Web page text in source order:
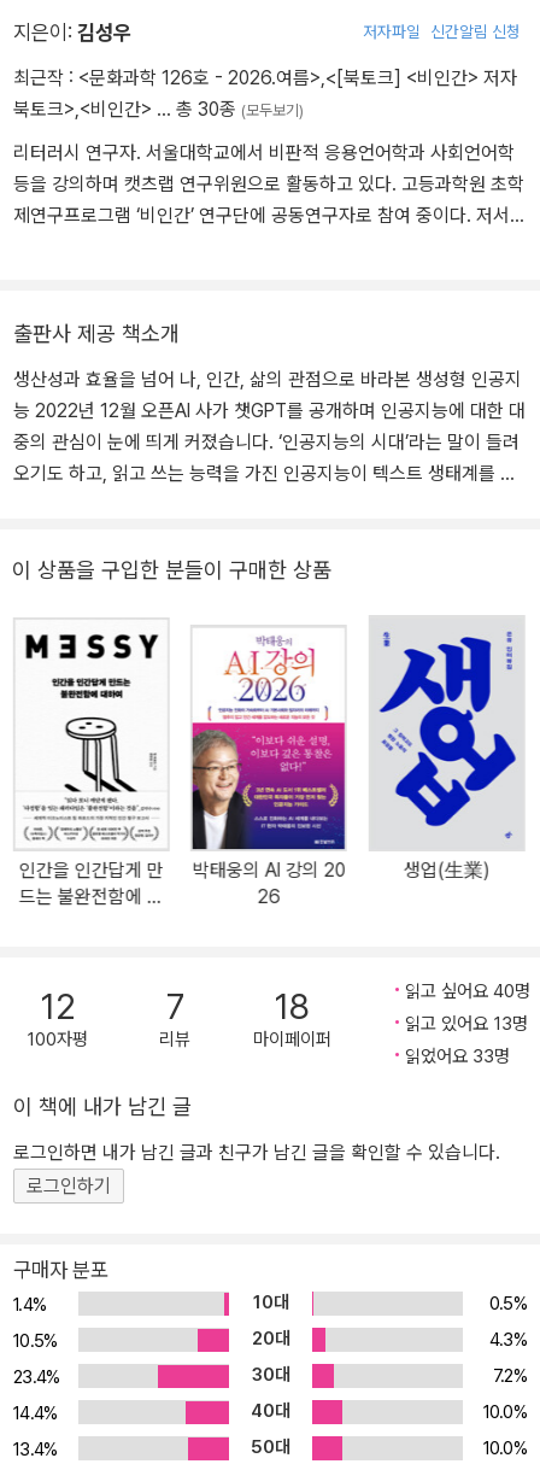
지은이: 김성우 저자파일 신간알림 신청
최근작 : <문화과학 126호 - 2026.여름>,<[북토크] <비인간> 저자
북토크>,<비인간> … 총 30종 (모두보기)
리터러시 연구자. 서울대학교에서 비판적 응용언어학과 사회언어학
등을 강의하며 캣츠랩 연구위원으로 활동하고 있다. 고등과학원 초학
제연구프로그램 ‘비인간’ 연구단에 공동연구자로 참여 중이다. 저서로
출판사 제공 책소개
생산성과 효율을 넘어 나, 인간, 삶의 관점으로 바라본 생성형 인공지
능 2022년 12월 오픈AI 사가 챗GPT를 공개하며 인공지능에 대한 대
중의 관심이 눈에 띄게 커졌습니다. ‘인공지능의 시대’라는 말이 들려
오기도 하고, 읽고 쓰는 능력을 가진 인공지능이 텍스트 생태계를 금
기도 했고요. 그런 책 대부분은 인공지능이 무엇을 할 수 있으며 그런
로 생산성과 효율이었지요. 『인공지능은 나의 읽기-쓰기를 어떻게 바
꿀까』는 바로 이 논의의 중심을 바꿉니다. 인간처럼 읽고 쓴다는 생성
형 인공지능을 이제까지와는 다른 관점으로 보기를 제안하지요. 생산
성과 효율의 자리에 ‘나’ ‘우리’ ‘인간’ ‘삶’과 같은 단어를 놓고, 어떤 방
식으로 이용하고 공존하는 것이 가장 인간적이며 효율을 넘어 우리
삶의 유익을 추구하는 쪽인지 고민합니다. 나아가 인간처럼 학습하고
이해하며 문제를 해결하는 인공지능이 등장했음에도 여전히 인간만
이 가지는 차별점이 무엇인지, 그 기술이 사회 곳곳에 스며들기 전에
확립해야 할 윤리는 무엇인지도 살핍니다. 인간의 읽기-쓰기, 인공지
능의 읽기-쓰기를 비교·대조하며 사람이 읽고 쓴 글과 인공지능이 읽
기만 하면 원하는 정보와 지식을 모두 얻을 수 있다’라는 환상 속에 어
떤 허점이 숨어 있는지도 탐색합니다. 기술은 언제나 우리 상상보다
더 빠른 속도로 발전합니다. 인공지능을 배척하거나 배제할 여지는
점점 좁아지겠지요. 하지만 기술이 이끄는 대로 무작정 따라갈 수도,
다. 응용언어학자로서 개인과 사회, 기술과 리터러시가 엮이는 방식
을 오래도록 연구해 온 저자는 인공지능을 도구가 아닌 관계의 주체
쓰는 인공지능을 어떻게 이해해야 할까요? 새로운 존재와 함께 읽고
쓰는 행위는 어떤 가치와 한계를 지닐까요? 리터러시 생태계의 근본
적 변화 속에서 우리는 읽고 쓰는 존재로서의 자신을 어떻게 더 잘 돌
볼 수 있을까요? 문해력의 개념과 리터러시 생태계가 바뀌고 있다 어
떻게 인공지능과 함께 읽고 쓸 것인가 챗GPT가 이전의 인공지능에
비해 더 빠르게 확산되고 화제가 된 이유는 온전히 사람의 몫이라 여
겨졌던 읽고 쓰는 일을 스스로 할 수 있는 인공지능이라는 점 때문이
이 상품을 구입한 분들이 구매한 상품
인간을 인간답게 만
드는 불완전함에 대
박태웅의 AI 강의 20
26
생업(生業)
12
100자평
7
리뷰
18
마이페이퍼
읽고 싶어요 40명
읽고 있어요 13명
읽었어요 33명
이 책에 내가 남긴 글
로그인하면 내가 남긴 글과 친구가 남긴 글을 확인할 수 있습니다.
로그인하기
구매자 분포
1.4% 10대
0.5%
10.5%
20대
4.3%
23.4%
30대
7.2%
14.4%
40대
10.0%
13.4%
50대
10.0%